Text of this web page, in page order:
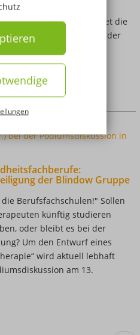
Blindow-Schulen am
angefangen, 2025 endet die
gerade in der Halbzeit der
der Blindow Gruppe
Berufsfachschulen!" Sollen
künftig studieren
oder bleibt es bei der
Um den Entwurf eines
wird aktuell lebhaft
am 13.